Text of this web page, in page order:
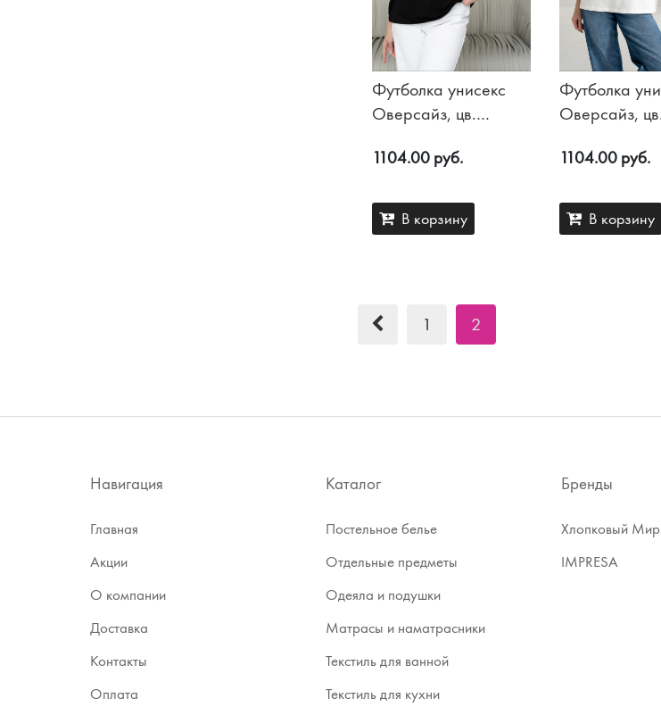
Футболка унисекс
Оверсайз, цв.
1104.00 руб.
В корзину
Футболка
Оверсайз,
1104.00 руб.
В корзину
1 2
Навигация
Главная
Акции
О компании
Доставка
Контакты
Оплата
Каталог
Постельное белье
Отдельные предметы
Одеяла и подушки
Матрасы и наматрасники
Текстиль для ванной
Текстиль для кухни
Бренды
Хлопковый Мир
IMPRESA